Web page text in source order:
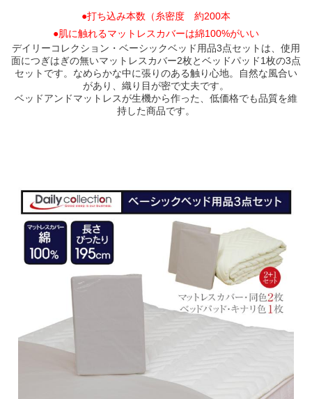
●打ち込み本数（糸密度 約200本
●肌に触れるマットレスカバーは綿100%がいい
デイリーコレクション・ベーシックベッド用品3点セットは、使用
面につぎはぎの無いマットレスカバー2枚とベッドパッド1枚の3点
セットです。なめらかな中に張りのある触り心地。自然な風合い
があり、織り目が密で丈夫です。
ベッドアンドマットレスが生機から作った、低価格でも品質を維
持した商品です。